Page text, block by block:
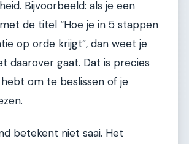
Bijvoorbeeld: als je een
de titel “Hoe je in 5 stappen
op orde krijgt”, dan weet je
daarover gaat. Dat is precies
om te beslissen of je
betekent niet saai. Het